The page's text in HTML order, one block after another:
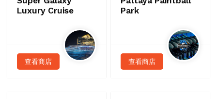
Luxury Cruise
查看商店
Park
查看商店